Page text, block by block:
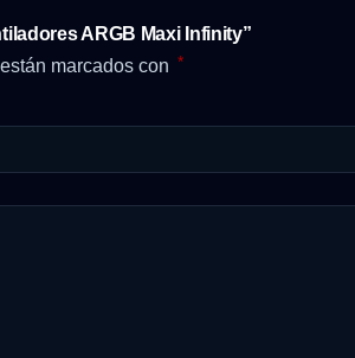
ARGB Maxi Infinity”
marcados con *